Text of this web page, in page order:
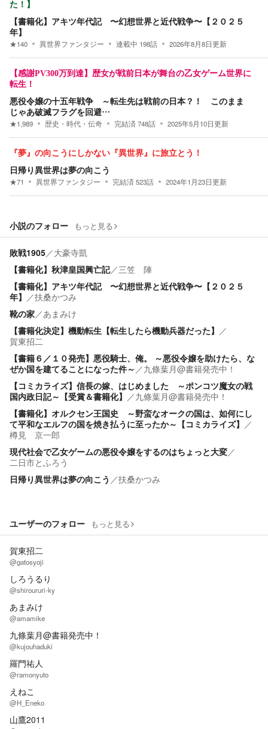
た！】
【書籍化】アキツ年代記 〜幻想世界と近代戦争〜【２０２５
年】
★140 異世界ファンタジー 連載中 198話 2026年8月8日更新
【感謝PV300万到達】歴女が戦前日本が舞台の乙女ゲーム世界に
転生！
悪役令嬢の十五年戦争 ～転生先は戦前の日本？！ このまま
じゃあ破滅フラグを回避…
★1,989 歴史・時代・伝奇 完結済748話 2025年5月10日更新
『夢』の向こうにしかない『異世界』に旅立とう！
日帰り異世界は夢の向こう
★71 異世界ファンタジー 完結済523話 2024年1月23日更新
小説のフォロー もっと見る
敗戦1905／大豪寺凱
【書籍化】秋津皇国興亡記／三笠 陣
【書籍化】アキツ年代記 〜幻想世界と近代戦争〜【２０２５
年】 ／扶桑かつみ
靴の家／あまみけ
【書籍化決定】機動転生【転生したら機動兵器だった】 ／
賀東招二
【書籍６／１０発売】悪役騎士、俺。 ～悪役令嬢を助けたら、な
ぜか国を建てることになった件～ ／九條葉月@書籍発売中！
【コミカライズ】信長の嫁、はじめました ～ポンコツ魔女の戦
国内政日記～【受賞＆書籍化】 ／九條葉月@書籍発売中！
【書籍化】オルクセン王国史 ～野蛮なオークの国は、如何にし
て平和なエルフの国を焼き払うに至ったか～【コミカライズ】 ／
樽見 京一郎
現代社会で乙女ゲームの悪役令嬢をするのはちょっと大変／
二日市とふろう
日帰り異世界は夢の向こう ／扶桑かつみ
ユーザーのフォロー もっと見る
賀東招二
@gatosyoji
しろうるり
@shiroururi-ky
あまみけ
@amamike
九條葉月@書籍発売中！
@kujouhaduki
羅門祐人
@ramonyuto
えねこ
@H_Eneko
山鷹2011